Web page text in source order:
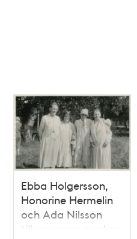
Ebba Holgersson,
Honorine Hermelin
och Ada Nilsson
tillsammans med en